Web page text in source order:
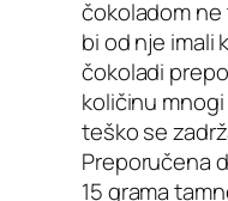
čokoladom
bi od nje imali
čokoladi
količinu
teško se
Preporučena
15 grama